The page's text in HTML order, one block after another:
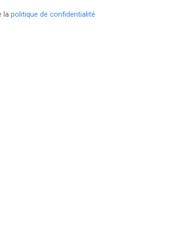
lapolitique de confidentialité